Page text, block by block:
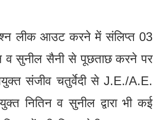
लीक आउट करने में संलिप्त 03
व सुनील सैनी से पूछताछ करने पर
संजीव चतुर्वेदी से J.E./A.E.
नितिन व सुनील द्वारा भी कई